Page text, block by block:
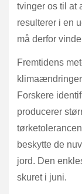
tvinger os til at
resulterer i en
må derfor
Fremtidens
Forskere
producerer
beskytte de
jord. Den
skuret i juni.